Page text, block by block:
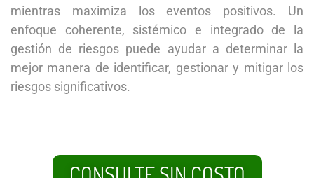
mientras maximiza los eventos positivos. Un
enfoque coherente, sistémico e integrado de la
gestión de riesgos puede ayudar a determinar la
mejor manera de identificar, gestionar y mitigar los
riesgos significativos.